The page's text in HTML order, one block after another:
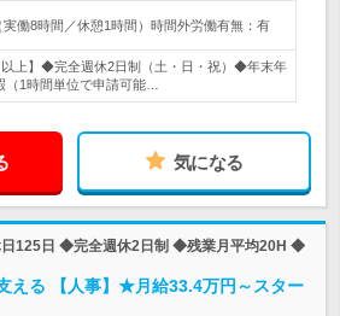
働8時間／休憩1時間）時間外労働有無：有
以上】◆完全週休2日制（土・日・祝）◆年末年
1時間単位で申請可能…
気になる
125日 ◆完全週休2日制 ◆残業月平均20H ◆
える 【人事】★月給33.4万円～スター